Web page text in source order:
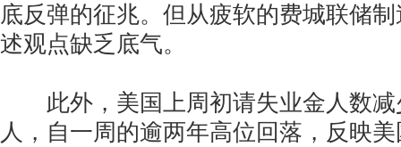
底反弹的征兆。但从疲软的费城联储
述观点缺乏底气。
此外，美国上周初请失业金人数减
人，自一周的逾两年高位回落，反映